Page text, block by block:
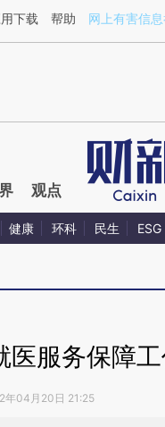
Zo7h4m3y](https://
下载 帮助 网上有害信
观点
健康 环科 民生 ESG
医服务保障
年04月20日 21:25